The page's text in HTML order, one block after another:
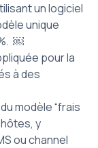
un logiciel
unique
￼
pour la
à des
modèle “frais
y
ou channel